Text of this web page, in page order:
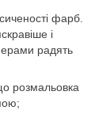
фарб.
і
радять
розмальовка